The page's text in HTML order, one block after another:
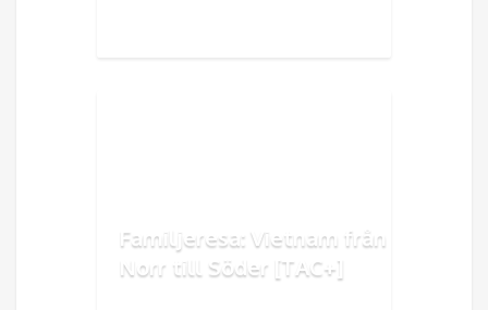
Familjeresa: Vietnam från
Norr till Söder [TAC+]